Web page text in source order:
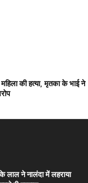
महिला की हत्या, मृतका के भाई ने
लाल ने नालंदा में लहराया